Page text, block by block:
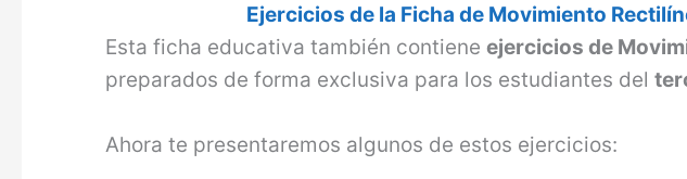
Ejercicios de la Ficha de Movimiento
Esta ficha educativa también contieneejercicios de
preparados de forma exclusiva para los estudiantes del
Ahora te presentaremos algunos de estos ejercicios: